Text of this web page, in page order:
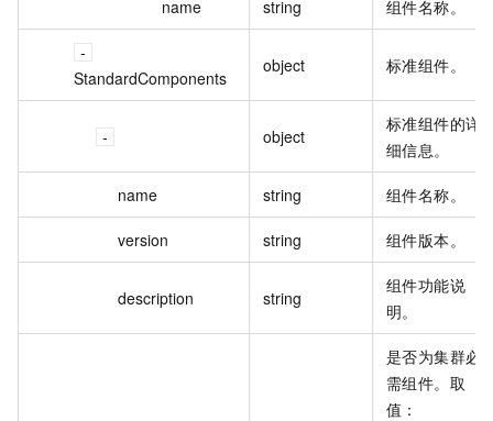
name string 组件名称。
StandardComponents
object 标准组件。
object
标准组件的详
细信息。
name string 组件名称。
version string 组件版本。
description string
组件功能说
明。
是否为集群必
需组件。取
值：